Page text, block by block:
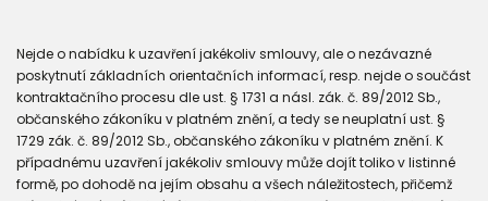
Nejde o nabídku k uzavření jakékoliv smlouvy, ale o nezávazné
poskytnutí základních orientačních informací, resp. nejde o součást
kontraktačního procesu dle ust. § 1731 a násl. zák. č. 89/2012 Sb.,
občanského zákoníku v platném znění, a tedy se neuplatní ust. §
1729 zák. č. 89/2012 Sb., občanského zákoníku v platném znění. K
případnému uzavření jakékoliv smlouvy může dojít toliko v listinné
formě, po dohodě na jejím obsahu a všech náležitostech, přičemž